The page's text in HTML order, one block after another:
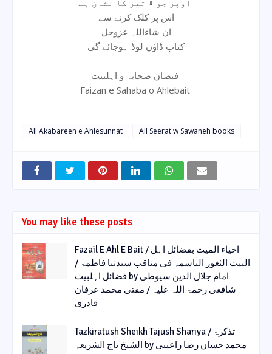
اس پر کلک کرنے سے
ان شاءاللہ عزوجل
کتاب ڈاؤن لوڈ ہوجائے گی
Faizan e Sahaba o Ahlebait
All Akabareen e Ahlesunnat All Seerat w Sawaneh books
You may like these posts
Fazail E Ahl E Bait / احیاء المیت بفضائل اہل
البیت الثغور الباسمہ فی مناقب سیدتنا فاطمۃ /
فضائل اہلبیت by امام جلال الدین سیوطی
شافعی رحمۃ اللہ علیہ / مفتی محمد عرفان
قادری
Tazkiratush Sheikh Tajush Shariya / تذکرۃ
الشیخ تاج الشریعہ by محمد حسان رضا راعینی